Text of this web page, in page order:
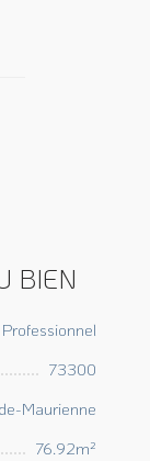
BIEN
73300
Maurienne
76.92m²